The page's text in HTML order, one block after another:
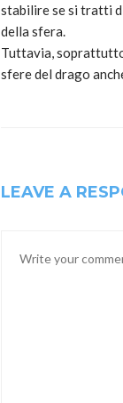
stabilire se si tratti
della sfera.
Tuttavia,
sfere del drago
LEAVE A